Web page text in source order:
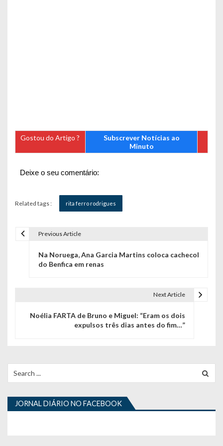
Gostou do Artigo ?
Subscrever Notícias ao
Minuto
Deixe o seu comentário:
Related tags : rita ferro rodrigues
ã
o
d
Previous Article
Na Noruega, Ana Garcia Martins coloca cachecol
do Benfica em renas
Next Article
Noélia FARTA de Bruno e Miguel: “Eram os dois
expulsos três dias antes do fim…”
for:
JORNAL DIÁRIO NO FACEBOOK